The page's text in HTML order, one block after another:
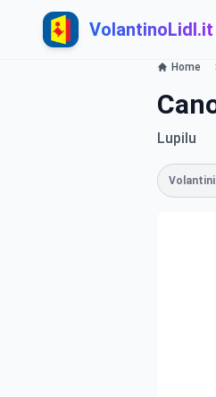
VolantinoLidl.it
Home
Lupilu
Volantini